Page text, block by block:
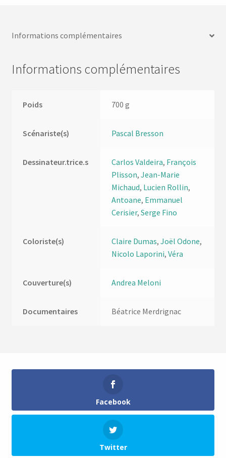
Informations complémentaires
Informations complémentaires
Poids 700 g
Scénariste(s) Pascal Bresson
Dessinateur.trice.s Carlos Valdeira, François
Plisson,Jean-Marie
Michaud, Lucien Rollin,
Antoane, Emmanuel
Cerisier,Serge Fino
Coloriste(s) Claire Dumas,Joël Odone,
Nicolo Laporini,Véra
Couverture(s) Andrea Meloni
Documentaires Béatrice Merdrignac
Facebook
Twitter